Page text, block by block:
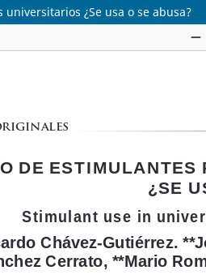
¿Se usa o se abusa?